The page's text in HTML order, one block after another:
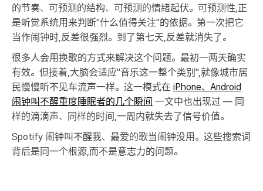
的节奏、可预测的结构、可预测的情绪起伏。可预测性,正
是听觉系统用来判断"什么值得关注"的依据。第一次把它
当作闹钟时,反差很强烈。到了第七天,反差就消失了。
很多人会用换歌的方式来解决这个问题。最初一两天确实
有效。但接着,大脑会适应"音乐这一整个类别",就像城市居
民慢慢听不见车流声一样。这一模式在 iPhone、Android
闹钟叫不醒重度睡眠者的几个瞬间 一文中也出现过 — 同
样的滴滴声、同样的时间,一周内就失去了信号价值。
Spotify 闹钟叫不醒我、最爱的歌当闹钟没用。这些搜索词
背后是同一个根源,而不是意志力的问题。